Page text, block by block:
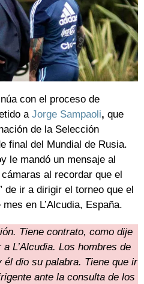
con el proceso de
a Jorge Sampaoli, que
de la Selección
final del Mundial de Rusia.
le mandó un mensaje al
al recordar que el
de ir a dirigir el torneo que el
en L’Alcudia, España.
Tiene contrato, como dije
L’Alcudia. Los hombres de
dio su palabra. Tiene que ir
ante la consulta de los